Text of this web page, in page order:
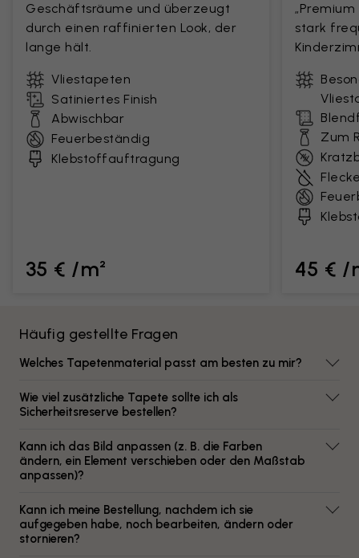
Geschäftsräume und überzeugt
durch einen raffinierten Look, der
lange hält.
Vliestapeten
Satiniertes Finish
Abwischbar
Feuerbeständig
Klebstoffauftragung
35 € /m²
stark
Zum
45 € /
Häufig gestellte Fragen
Welches Tapetenmaterial passt am besten zu mir?
Wie viel zusätzliche Tapete sollte ich als
Sicherheitsreserve bestellen?
Kann ich das Bild anpassen (z. B. die Farben
ändern, ein Element verschieben oder den Maßstab
anpassen)?
Kann ich meine Bestellung, nachdem ich sie
aufgegeben habe, noch bearbeiten, ändern oder
stornieren?